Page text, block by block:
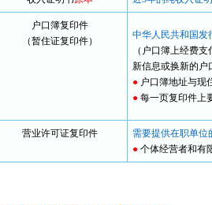
户口簿复印件
（暂住证复印件）
中华人民共和国发
（户口簿上经费
新信息或换新的户
● 户口簿地址与现
● 每一页复印件上
营业许可证复印件
需要提供在职单位
● 个体经营者和有